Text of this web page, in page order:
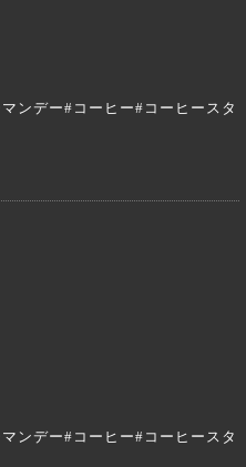
ンデー#コーヒー#コーヒースタ
ンデー#コーヒー#コーヒースタ